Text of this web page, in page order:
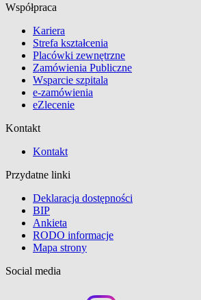
Współpraca
Kariera
Strefa kształcenia
Placówki zewnętrzne
Zamówienia Publiczne
Wsparcie szpitala
e-zamówienia
eZlecenie
Kontakt
Kontakt
Przydatne linki
Deklaracja dostępności
BIP
Ankieta
RODO informacje
Mapa strony
Social media